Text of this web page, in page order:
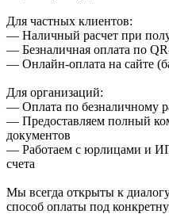
Для частных клиентов:
— Наличный расчет при
— Безналичная оплата по
— Онлайн-оплата на сайте
Для организаций:
— Оплата по безналичному
— Предоставляем полный
документов
— Работаем с юрлицами и
счета
Мы всегда открыты к
способ оплаты под